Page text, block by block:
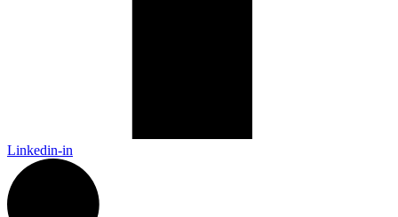
Linkedin-in